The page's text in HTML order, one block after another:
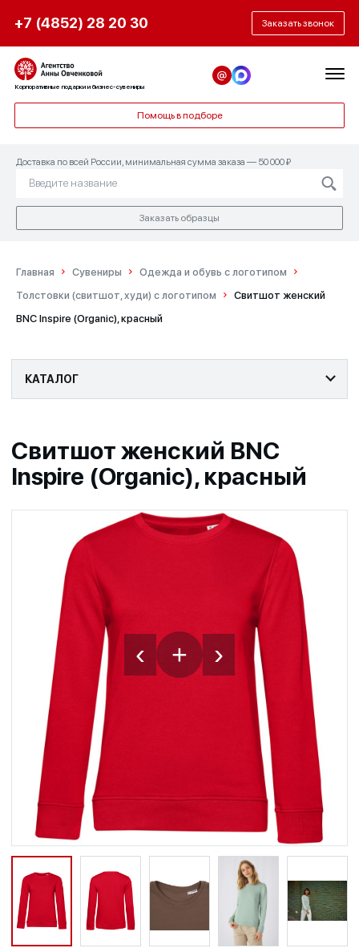
+7 (4852) 28 20 30 Заказать звонок
Корпоративные подарки и бизнес-сувениры
Помощь в подборе
Доставка по всей России, минимальная сумма заказа — 50 000 ₽
Заказать образцы
Главная Сувениры
Одежда и обувь с логотипом
Толстовки (свитшот, худи) с логотипом
Свитшот женский
BNC Inspire (Organic), красный
КАТАЛОГ
Свитшот женский BNC
Inspire (Organic), красный
‹ + ›